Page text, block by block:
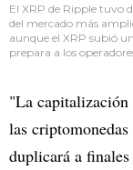
El XRP de Ripple tuvo
del mercado más
aunque el XRP subió
prepara a los
"La capitalización
las
duplicará a